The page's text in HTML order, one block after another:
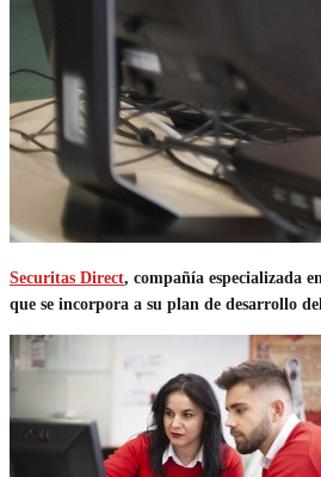
Securitas Direct, compañía especializada
que se incorpora a su plan de desarrollo